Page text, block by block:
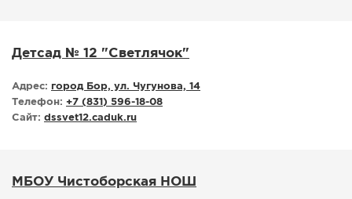
Детсад № 12 "Светлячок"
Адрес: город Бор, ул. Чугунова, 14
Телефон: +7 (831) 596-18-08
Сайт: dssvet12.caduk.ru
МБОУ Чистоборская НОШ